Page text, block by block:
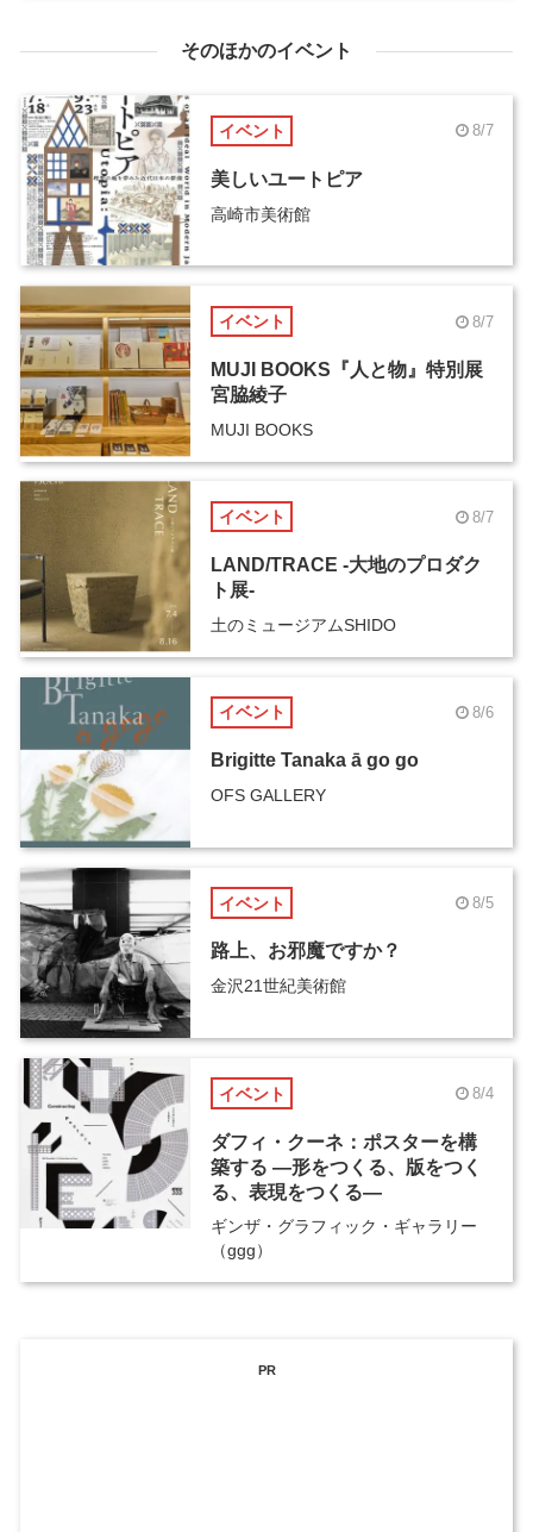
そのほかのイベント
イベント 8/7
美しいユートピア
高崎市美術館
イベント 8/7
MUJI BOOKS『人と物』特別展
宮脇綾子
MUJI BOOKS
イベント 8/7
LAND/TRACE -大地のプロダク
ト展-
土のミュージアムSHIDO
イベント 8/6
Brigitte Tanaka ā go go
OFS GALLERY
イベント 8/5
路上、お邪魔ですか？
金沢21世紀美術館
イベント 8/4
ダフィ・クーネ：ポスターを構
築する ―形をつくる、版をつく
る、表現をつくる―
ギンザ・グラフィック・ギャラリー
（ggg）
PR